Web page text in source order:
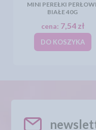
MINI PEREŁKI
BIAŁE 40G
cena: 7,54 zł
DO KOSZYKA